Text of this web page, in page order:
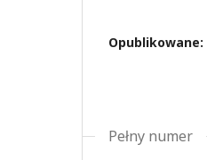
Opublikowane:
Pełny numer